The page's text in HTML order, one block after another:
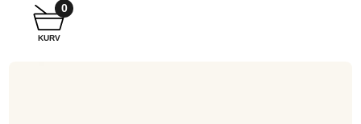
KURV
0